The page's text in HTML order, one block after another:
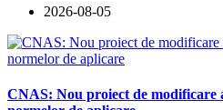
2026-08-05
CNAS: Nou proiect de modificare